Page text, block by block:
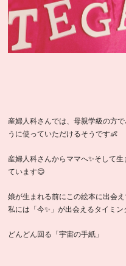
産婦人科さんでは、母親学級の方
うに使っていただけるそうです👶
産婦人科さんからママへ✨そして
ています😊
娘が生まれる前にこの絵本に出会え
私には「今✨」が出会えるタイミン
どんどん回る「宇宙の手紙」